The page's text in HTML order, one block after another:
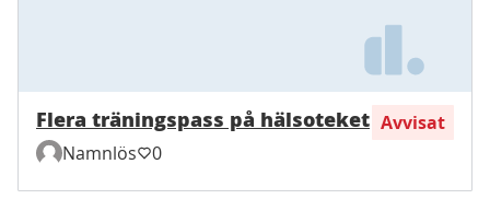
Flera träningspass på hälsoteket Avvisat
Namnlös
0